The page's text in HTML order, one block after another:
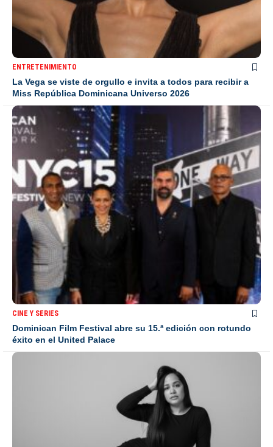
ENTRETENIMIENTO
La Vega se viste de orgullo e invita a todos para recibir a
Miss República Dominicana Universo 2026
CINE Y SERIES
Dominican Film Festival abre su 15.ª edición con rotundo
éxito en el United Palace